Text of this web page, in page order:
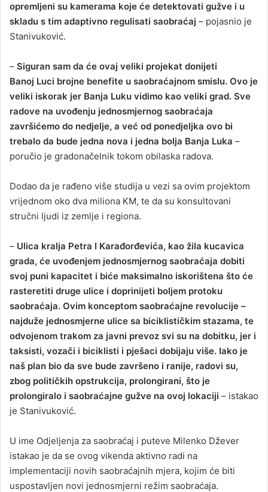
opremljeni su kamerama koje će detektovati gužve i u
skladu s tim adaptivno regulisati saobraćaj – pojasnio je
Stanivuković.
– Siguran sam da će ovaj veliki projekat donijeti
Banoj Luci brojne benefite u saobraćajnom smislu. Ovo je
veliki iskorak jer Banja Luku vidimo kao veliki grad. Sve
radove na uvođenju jednosmjernog saobraćaja
završićemo do nedjelje, a već od ponedjeljka ovo bi
trebalo da bude jedna nova i jedna bolja Banja Luka –
poručio je gradonačelnik tokom obilaska radova.
Dodao da je rađeno više studija u vezi sa ovim projektom
vrijednom oko dva miliona KM, te da su konsultovani
stručni ljudi iz zemlje i regiona.
– Ulica kralja Petra I Karađorđevića, kao žila kucavica
grada, će uvođenjem jednosmjernog saobraćaja dobiti
svoj puni kapacitet i biće maksimalno iskorištena što će
rasteretiti druge ulice i doprinijeti boljem protoku
saobraćaja. Ovim konceptom saobraćajne revolucije –
najduže jednosmjerne ulice sa biciklističkim stazama, te
odvojenom trakom za javni prevoz svi su na dobitku, jer i
taksisti, vozači i biciklisti i pješaci dobijaju više. Iako je
naš plan bio da sve bude završeno i ranije, radovi su,
zbog političkih opstrukcija, prolongirani, što je
prolongiralo i saobraćajne gužve na ovoj lokaciji – istakao
je Stanivuković.
U ime Odjeljenja za saobraćaj i puteve Milenko Džever
istakao je da se ovog vikenda aktivno radi na
implementaciji novih saobraćajnih mjera, kojim će biti
uspostavljen novi jednosmjerni režim saobraćaja.